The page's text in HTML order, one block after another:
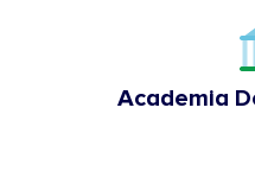
Academia